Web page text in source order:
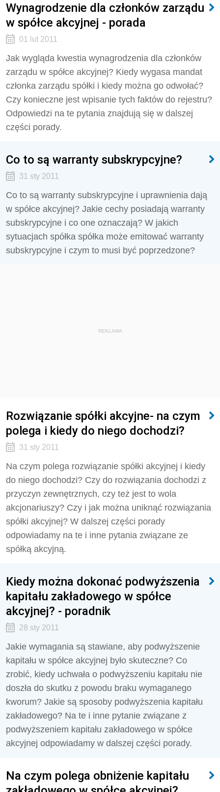
Wynagrodzenie dla członków zarządu
w spółce akcyjnej - porada
01 lut 2011
Jak wygląda kwestia wynagrodzenia dla członków
zarządu w spółce akcyjnej? Kiedy wygasa mandat
członka zarządu spółki i kiedy można go odwołać?
Czy konieczne jest wpisanie tych faktów do rejestru?
Odpowiedzi na te pytania znajdują się w dalszej
części porady.
Co to są warranty subskrypcyjne?
31 sty 2011
Co to są warranty subskrypcyjne i uprawnienia dają
w spółce akcyjnej? Jakie cechy posiadają warranty
subskrypcyjne i co one oznaczają? W jakich
sytuacjach spółka spółka może emitować warranty
subskrypcyjne i czym to musi być poprzedzone?
REKLAMA
Rozwiązanie spółki akcyjne- na czym
polega i kiedy do niego dochodzi?
31 sty 2011
Na czym polega rozwiązanie spółki akcyjnej i kiedy
do niego dochodzi? Czy do rozwiązania dochodzi z
przyczyn zewnętrznych, czy też jest to wola
akcjonariuszy? Czy i jak można uniknąć rozwiązania
spółki akcyjnej? W dalszej części porady
odpowiadamy na te i inne pytania związane ze
spółką akcyjną.
Kiedy można dokonać podwyższenia
kapitału zakładowego w spółce
akcyjnej? - poradnik
28 sty 2011
Jakie wymagania są stawiane, aby podwyższenie
kapitału w spółce akcyjnej było skuteczne? Co
zrobić, kiedy uchwała o podwyższeniu kapitału nie
doszła do skutku z powodu braku wymaganego
kworum? Jakie są sposoby podwyższenia kapitału
zakładowego? Na te i inne pytanie związane z
podwyższeniem kapitału zakładowego w spółce
akcyjnej odpowiadamy w dalszej części porady.
Na czym polega obniżenie kapitału